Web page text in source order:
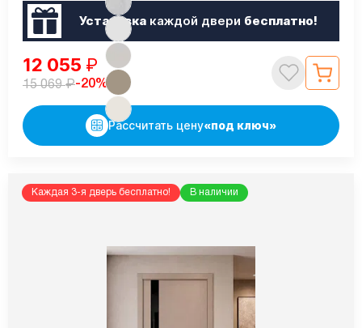
Установкакаждой двери бесплатно!
12 055 ₽
15 069₽-20%
Рассчитать цену«под ключ»
Каждая 3-я дверь бесплатно! В наличии